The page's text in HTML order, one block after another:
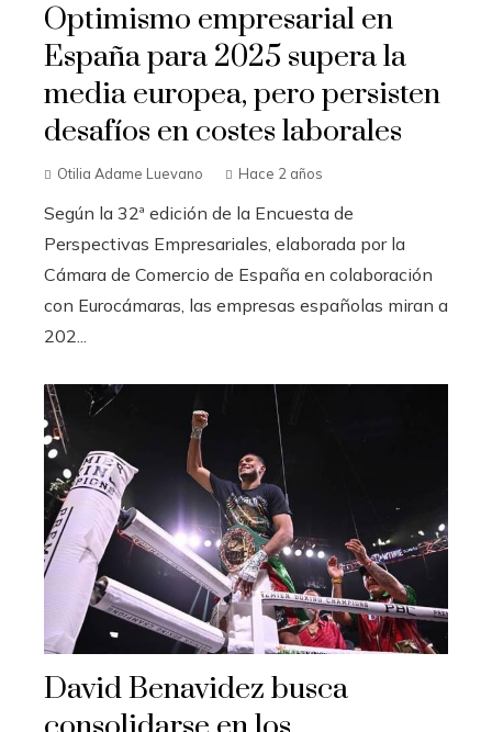
Optimismo empresarial en
España para 2025 supera la
media europea, pero persisten
desafíos en costes laborales
Otilia Adame Luevano Hace 2 años
Según la 32ª edición de la Encuesta de
Perspectivas Empresariales, elaborada por la
Cámara de Comercio de España en colaboración
con Eurocámaras, las empresas españolas miran a
202...
David Benavidez busca